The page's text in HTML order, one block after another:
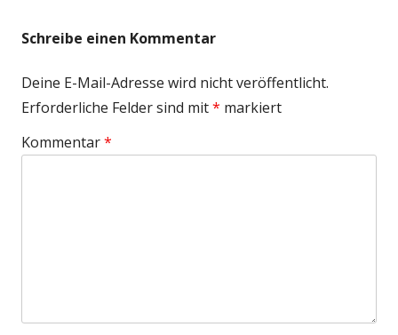
Schreibe einen Kommentar
Deine E-Mail-Adresse wird nicht veröffentlicht.
Erforderliche Felder sind mit* markiert
Kommentar*